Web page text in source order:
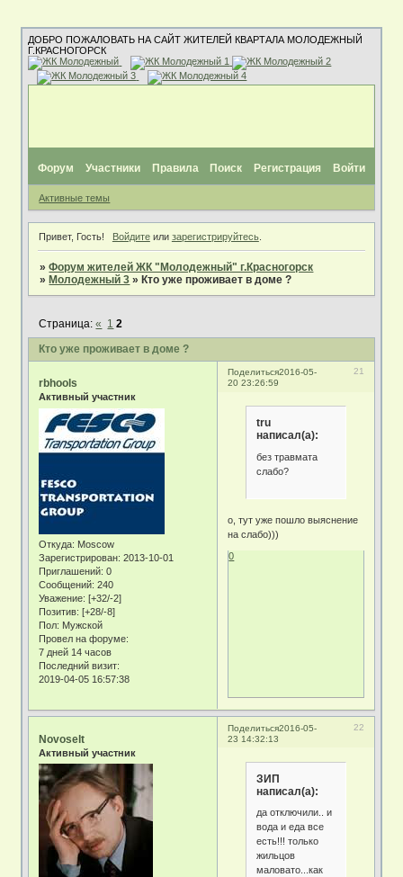
ДОБРО ПОЖАЛОВАТЬ НА САЙТ ЖИТЕЛЕЙ КВАРТАЛА МОЛОДЕЖНЫЙ
Г.КРАСНОГОРСК
Форум Участники Правила Поиск Регистрация Войти
Активные темы
Привет, Гость! Войдитеили зарегистрируйтесь.
»Форум жителей ЖК "Молодежный" г.Красногорск
» Молодежный 3 » Кто уже проживает в доме ?
Кто уже проживает в доме ?
Страница:« 1 2
Поделиться 21
2016-05-
20 23:26:59
rbhools
Активный участник
Откуда: Moscow
Зарегистрирован: 2013-10-01
Приглашений: 0
Сообщений: 240
Уважение: [+32/-2]
Позитив: [+28/-8]
Пол: Мужской
Провел на форуме:
7 дней 14 часов
Последний визит:
2019-04-05 16:57:38
tru
написал(а):
без травмата
слабо?
о, тут уже пошло выяснение
на слабо)))
0
Поделиться 22
2016-05-
23 14:32:13
Novoselt
Активный участник
ЗИП
написал(а):
да отключили.. и
вода и еда все
есть!!! только
жильцов
маловато...как